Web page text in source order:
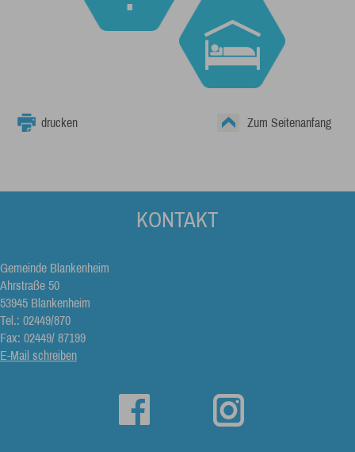
drucken Zum Seitenanfang
KONTAKT
Gemeinde Blankenheim
Ahrstraße 50
53945 Blankenheim
Tel.: 02449/870
Fax: 02449/ 87199
E-Mail schreiben